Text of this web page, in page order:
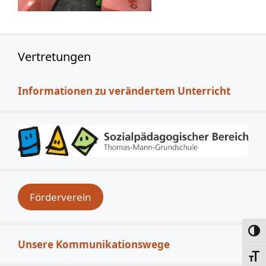
Vertretungen
Informationen zu verändertem Unterricht
Förderverein
Unsere Kommunikationswege